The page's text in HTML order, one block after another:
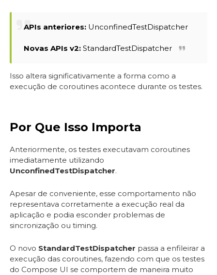
APIs anteriores: UnconfinedTestDispatcher
Novas APIs v2: StandardTestDispatcher
Isso altera significativamente a forma como a
execução de coroutines acontece durante os testes.
Por Que Isso Importa
Anteriormente, os testes executavam coroutines
imediatamente utilizando
UnconfinedTestDispatcher.
Apesar de conveniente, esse comportamento não
representava corretamente a execução real da
aplicação e podia esconder problemas de
sincronização ou timing.
O novo StandardTestDispatcher passa a enfileirar a
execução das coroutines, fazendo com que os testes
do Compose UI se comportem de maneira muito